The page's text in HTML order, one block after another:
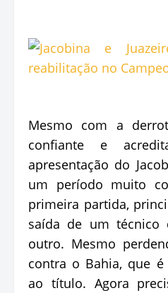
Mesmo com a
confiante e
apresentação do
um período muito
primeira partida,
saída de um técnico
outro. Mesmo
contra o Bahia, que
ao título. Agora